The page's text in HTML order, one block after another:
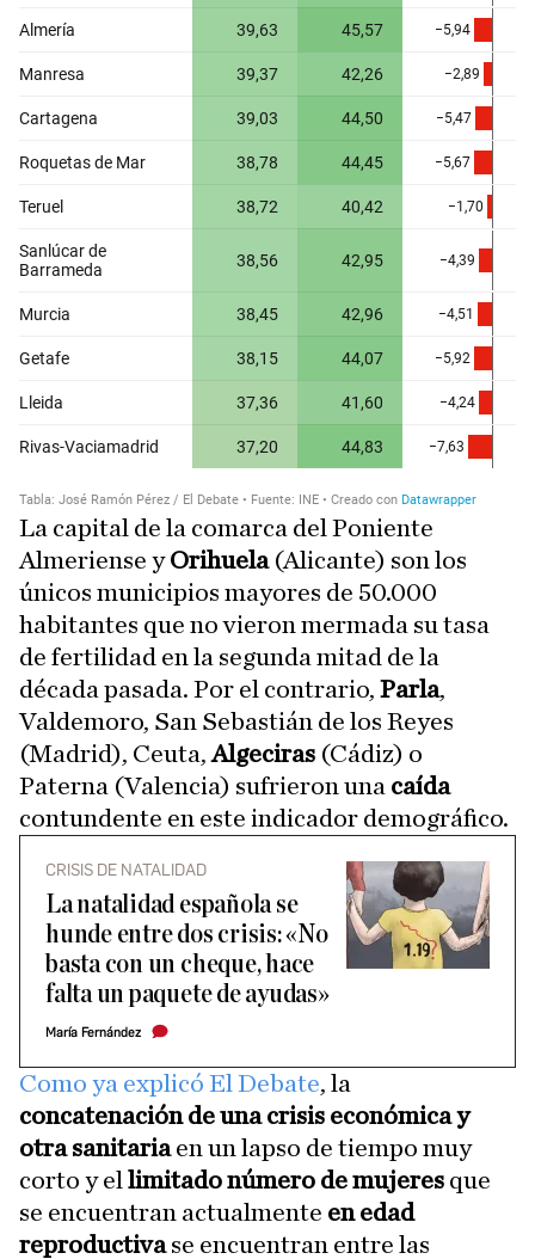
La capital de la comarca del Poniente
Almeriense yOrihuela (Alicante) son los
únicos municipios mayores de 50.000
habitantes que no vieron mermada su tasa
de fertilidad en la segunda mitad de la
década pasada. Por el contrario, Parla,
Valdemoro, San Sebastián de los Reyes
(Madrid), Ceuta,Algeciras (Cádiz) o
Paterna (Valencia) sufrieron una caída
contundente en este indicador demográfico.
CRISIS DE NATALIDAD
La natalidad española se
hunde entre dos crisis: «No
basta con un cheque, hace
falta un paquete de ayudas»
María Fernández
Como ya explicó El Debate, la
concatenación de una crisis económica y
otra sanitariaen un lapso de tiempo muy
corto y el limitado número de mujeres que
se encuentran actualmente en edad
reproductivase encuentran entre las